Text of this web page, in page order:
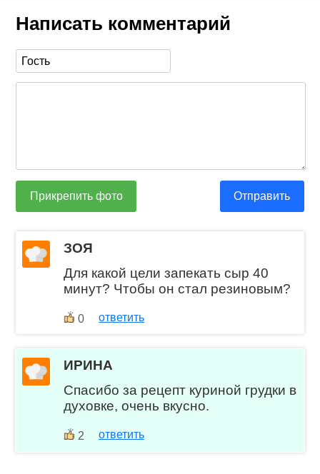
Написать комментарий
Прикрепить фото Отправить
ЗОЯ
Для какой цели запекать сыр 40
минут? Чтобы он стал резиновым?
0 ответить
ИРИНА
Спасибо за рецепт куриной грудки в
духовке, очень вкусно.
2 ответить